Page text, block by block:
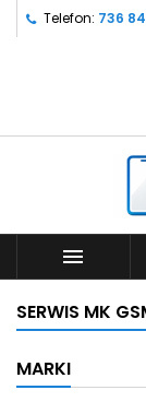
Telefon: 736

SERWIS MK
MARKI